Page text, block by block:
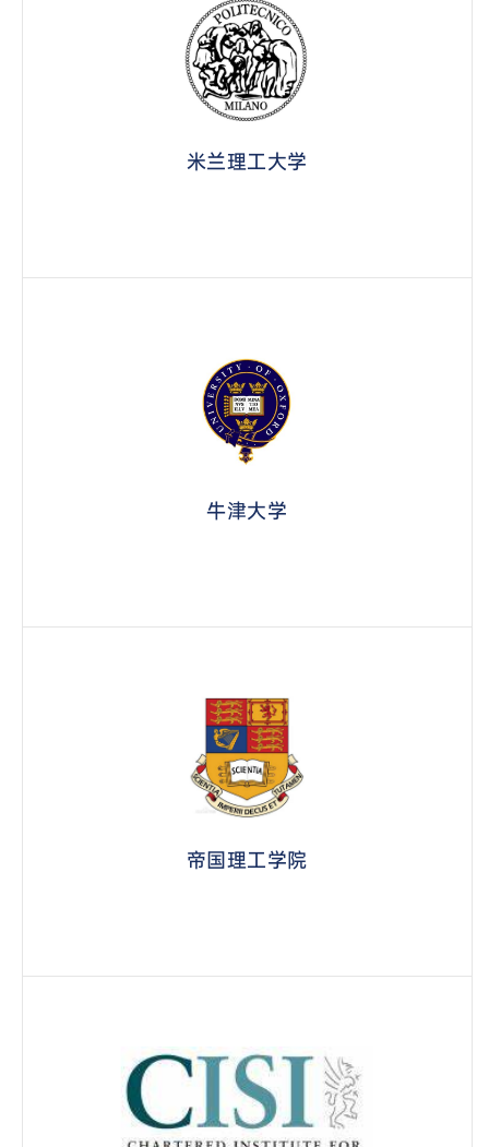
米兰理工大学
牛津大学
帝国理工学院